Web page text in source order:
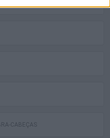
CABEÇAS